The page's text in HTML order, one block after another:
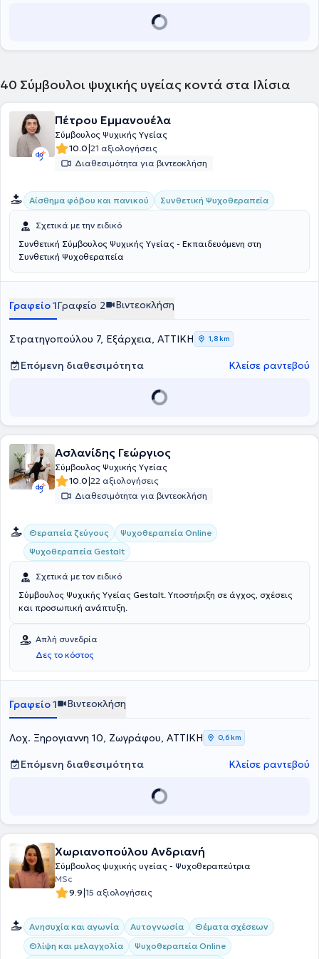
διαταραχές, φοβίες, προβλήματα στη σχέση, οικογενειακά θέματα
και προβλήματα σεξουαλικού προσανατολισμού.
40 Σύμβουλοι ψυχικής υγείας κοντά στα Ιλίσια
Πέτρου Εμμανουέλα
Σύμβουλος Ψυχικής Υγείας
10.0|21 αξιολογήσεις
Διαθεσιμότητα για βιντεοκλήση
Αίσθημα φόβου και πανικού Συνθετική Ψυχοθεραπεία
Σχετικά με την ειδικό
Συνθετική Σύμβουλος Ψυχικής Υγείας - Εκπαιδευόμενη στη
Συνθετική Ψυχοθεραπεία
Γραφείο 1Γραφείο 2 Βιντεοκλήση
Στρατηγοπούλου 7, Εξάρχεια, ΑΤΤΙΚΗ 1,8 km
Επόμενη διαθεσιμότητα Κλείσε ραντεβού
Ασλανίδης Γεώργιος
Σύμβουλος Ψυχικής Υγείας
10.0|22 αξιολογήσεις
Διαθεσιμότητα για βιντεοκλήση
Θεραπεία ζεύγους
Ψυχοθεραπεία Online
Ψυχοθεραπεία Gestalt
Σχετικά με τον ειδικό
Σύμβουλος Ψυχικής Υγείας Gestalt. Υποστήριξη σε άγχος, σχέσεις
και προσωπική ανάπτυξη.
Απλή συνεδρία
Δες το κόστος
Γραφείο 1 Βιντεοκλήση
Λοχ. Ξηρογιαννη 10, Ζωγράφου, ΑΤΤΙΚΗ 0,6 km
Επόμενη διαθεσιμότητα Κλείσε ραντεβού
Χωριανοπούλου Ανδριανή
Σύμβουλος ψυχικής υγείας - Ψυχοθεραπεύτρια
MSc
9.9|15 αξιολογήσεις
Ανησυχία και αγωνία Αυτογνωσία
Θέματα σχέσεων
Θλίψη και μελαγχολία
Ψυχοθεραπεία Online